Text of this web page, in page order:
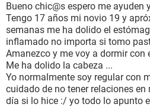
BIENESTAR
SEXUALIDAD
GLOSARIO
Bueno chic@s espero me ayuden
Tengo 17 años mi novio 19 y
semanas me ha dolido el
inflamado no importa si tomo
Amanezco y me voy a dormir con
Me ha dolido la cabeza ...
Yo normalmente soy regular con
cuidado de no tener relaciones
día si lo hice :/ yo todo lo apunto